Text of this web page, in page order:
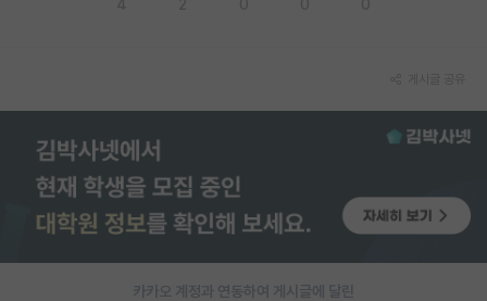
카카오 계정과 연동하여 게시글에 달린